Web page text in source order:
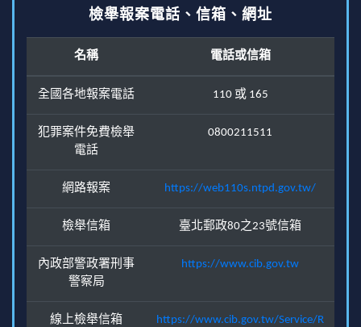
檢舉報案電話、信箱、網址
名稱 電話或信箱
全國各地報案電話 110 或 165
犯罪案件免費檢舉
電話
0800211511
網路報案 https://web110s.ntpd.gov.tw/
檢舉信箱 臺北郵政80之23號信箱
內政部警政署刑事
警察局
https://www.cib.gov.tw
線上檢舉信箱
https://www.cib.gov.tw/Service/R